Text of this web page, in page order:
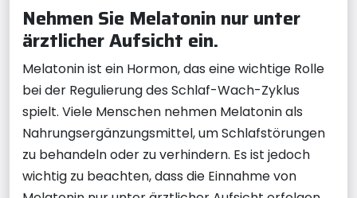
Nehmen Sie Melatonin nur unter
ärztlicher Aufsicht ein.
Melatonin ist ein Hormon, das eine wichtige Rolle
bei der Regulierung des Schlaf-Wach-Zyklus
spielt. Viele Menschen nehmen Melatonin als
Nahrungsergänzungsmittel, um Schlafstörungen
zu behandeln oder zu verhindern. Es ist jedoch
wichtig zu beachten, dass die Einnahme von